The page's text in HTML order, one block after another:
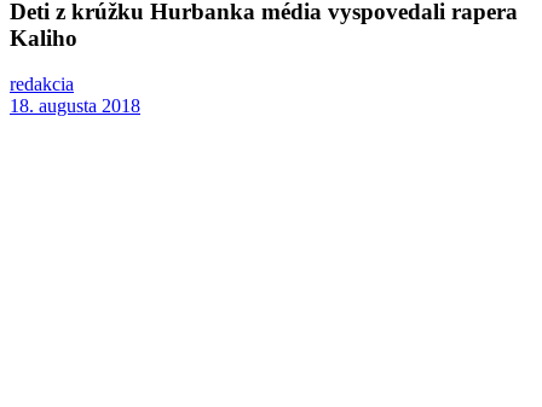
Deti z krúžku Hurbanka média vyspovedali rapera
Kaliho
redakcia
18. augusta 2018